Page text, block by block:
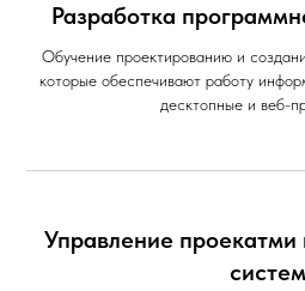
Разработка
Обучение проектированию и
которые обеспечивают работу
десктопные и веб-
Управление
систем